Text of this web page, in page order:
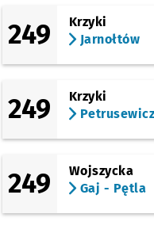
(Morwowa)
Morwowa NŻPrzystanek
(Gazowa)
(Gazowa)
Tarnogaj
249
Krzyki
Jarnołtów
249
Krzyki
249
Wojszycka
Gaj - Pętla